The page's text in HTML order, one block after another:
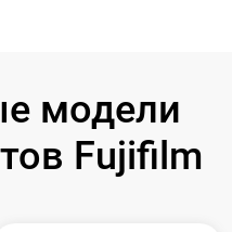
модели
Fujifilm